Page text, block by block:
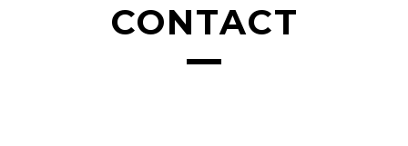
CONTACT